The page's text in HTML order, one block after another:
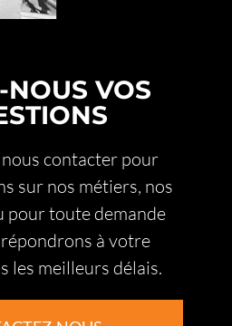
NOUS VOS
contacter pour
sur nos métiers, nos
pour toute demande
à votre
les meilleurs délais.